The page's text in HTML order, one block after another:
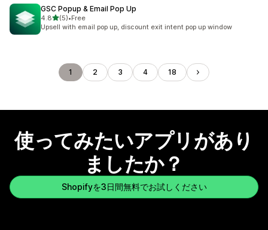
GSC Popup & Email Pop Up
4.85つ星中
(5)
合計レビュー数：5件
•Free
Upsell with email pop up, discount exit intent pop up window
1 2 3 4 18
使ってみたいアプリがあり
ましたか？
Shopifyを3日間無料でお試しください